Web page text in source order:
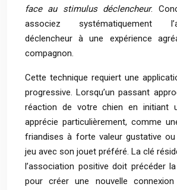
face au stimulus déclencheur.
associez systématiquement
déclencheur à une expérience
compagnon.
Cette technique requiert une
progressive. Lorsqu’un passant
réaction de votre chien en initiant
apprécie particulièrement, comme
friandises à forte valeur gustative
jeu avec son jouet préféré. La clé
l’association positive doit précéder
pour créer une nouvelle connexion